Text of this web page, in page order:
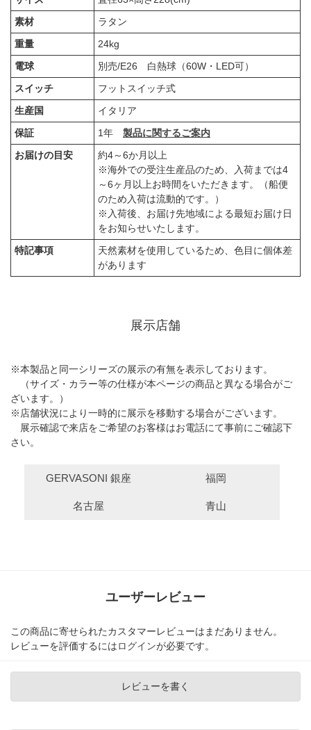
素材
ラタン
重量
24kg
電球
別売/E26 白熱球（60W・LED可）
スイッチ
フットスイッチ式
生産国
イタリア
保証
1年 製品に関するご案内
お届けの目安
約4～6か月以上
※海外での受注生産品のため、入荷までは4
～6ヶ月以上お時間をいただきます。（船便
のため入荷は流動的です。）
※入荷後、お届け先地域による最短お届け日
をお知らせいたします。
特記事項
天然素材を使用しているため、色目に個体差
があります
展示店舗
※本製品と同一シリーズの展示の有無を表示しております。
（サイズ・カラー等の仕様が本ページの商品と異なる場合がご
ざいます。）
※店舗状況により一時的に展示を移動する場合がございます。
展示確認で来店をご希望のお客様はお電話にて事前にご確認下
さい。
GERVASONI 銀座 福岡
名古屋 青山
ユーザーレビュー
この商品に寄せられたカスタマーレビューはまだありません。
レビューを評価するにはログインが必要です。
レビューを書く